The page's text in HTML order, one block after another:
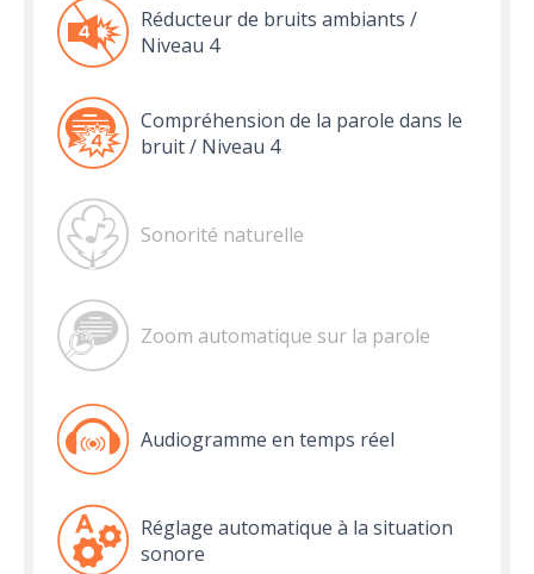
Réducteur de bruits ambiants /
Niveau 4
Compréhension de la parole dans le
bruit / Niveau 4
Sonorité naturelle
Zoom automatique sur la parole
Audiogramme en temps réel
Réglage automatique à la situation
sonore